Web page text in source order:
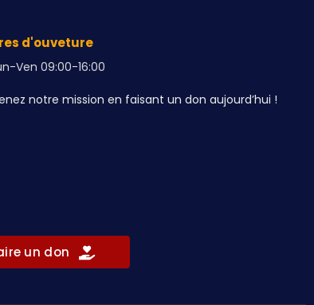
d'ouveture
Ven 09:00-16:00
notre mission en faisant un don aujourd’hui !
un don